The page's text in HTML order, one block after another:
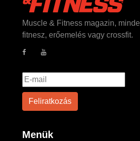
Muscle & Fitness magazin,
fitnesz, erőemelés vagy crossfit.
Menük